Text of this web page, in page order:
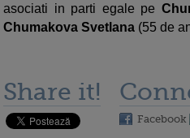
asociati in parti egale pe
Chumakova Svetlana (55 de
Share it!
Facebook